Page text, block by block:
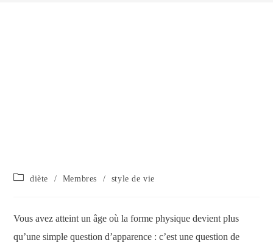
diète / Membres / style de vie
Vous avez atteint un âge où la forme physique devient plus
qu’une simple question d’apparence : c’est une question de